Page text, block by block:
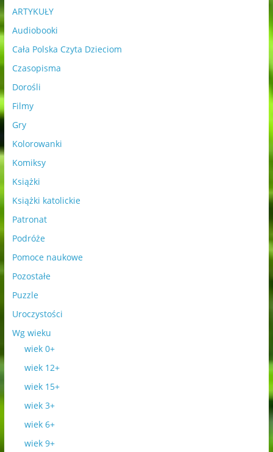
ARTYKUŁY
Audiobooki
Cała Polska Czyta Dzieciom
Czasopisma
Dorośli
Filmy
Gry
Kolorowanki
Komiksy
Książki
Książki katolickie
Patronat
Podróże
Pomoce naukowe
Pozostałe
Puzzle
Uroczystości
Wg wieku
wiek 0+
wiek 12+
wiek 15+
wiek 3+
wiek 6+
wiek 9+